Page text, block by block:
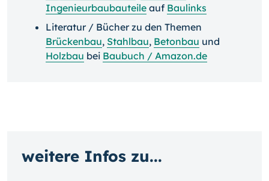
Ingenieurbaubauteile auf Baulinks
Literatur / Bücher zu den Themen
Brückenbau, Stahlbau, Betonbau und
Holzbau bei Baubuch / Amazon.de
weitere Infos zu...